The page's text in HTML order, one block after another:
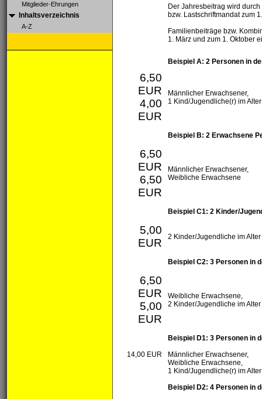
Mitglieder-Ehrungen
Inhaltsverzeichnis
A-Z
Der Jahresbeitrag wird
bzw. Lastschriftmandat zum
Familienbeiträge bzw.
1. März und zum 1. Oktober
Beispiel A: 2 Personen in
6,50
EUR
4,00
EUR
Männlicher Erwachsener,
1 Kind/Jugendliche(r) im
Beispiel B: 2 Erwachsene
6,50
EUR
6,50
EUR
Männlicher Erwachsener,
Weibliche Erwachsene
Beispiel C1: 2 Kinder/
5,00
EUR
2 Kinder/Jugendliche im
Beispiel C2: 3 Personen in
6,50
EUR
5,00
EUR
Weibliche Erwachsene,
2 Kinder/Jugendliche im
Beispiel D1: 3 Personen in
14,00 EUR
Männlicher Erwachsener,
Weibliche Erwachsene,
1 Kind/Jugendliche(r) im
Beispiel D2: 4 Personen in